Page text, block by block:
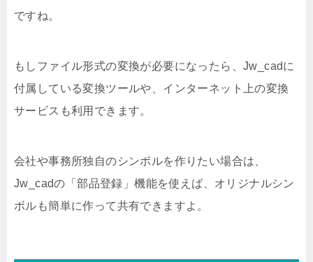
ですね。
もしファイル形式の変換が必要になったら、Jw_cadに
付属している変換ツールや、インターネット上の変換
サービスも利用できます。
会社や事務所独自のシンボルを作りたい場合は、
Jw_cadの「部品登録」機能を使えば、オリジナルシン
ボルも簡単に作って共有できますよ。